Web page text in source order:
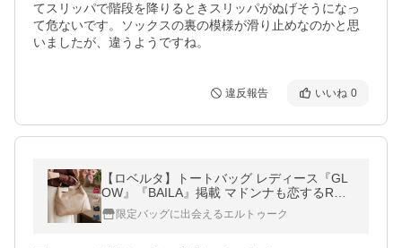
てスリッパで階段を降りるときスリッパがぬげそうになっ
て危ないです。ソックスの裏の模様が滑り止めなのかと思
いましたが、違うようですね。
違反報告 いいね 0
【ロベルタ】トートバッグ レディース『GL
OW』『BAILA』掲載 マドンナも恋するRロ
ゴのふかふかA4革バッグ Lene（レーネ）ロ
ベルタディカメリーノ 通勤 柔らか
限定バッグに出会えるエルトゥーク